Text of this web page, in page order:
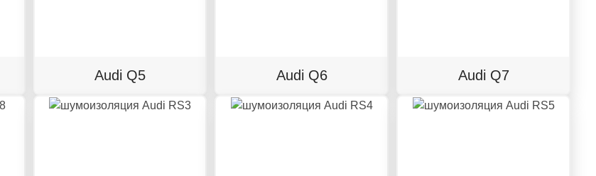
Audi Q5 Audi Q6 Audi Q7